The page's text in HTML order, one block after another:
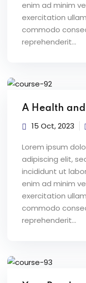
enim ad minim
exercitation
commodo
reprehenderit...
A Health
15 Oct, 2023
Lorem ipsum
adipiscing elit,
incididunt ut
enim ad minim
exercitation
commodo
reprehenderit...